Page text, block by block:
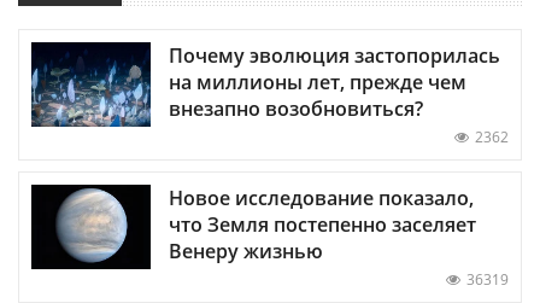
Почему эволюция застопорилась
на миллионы лет, прежде чем
внезапно возобновиться?
2362
Новое исследование показало,
что Земля постепенно заселяет
Венеру жизнью
36319